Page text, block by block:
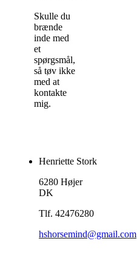
Skulle du
brænde
inde med
et
spørgsmål,
så tøv ikke
med at
kontakte
mig.
Henriette Stork
6280 Højer
DK
Tlf. 42476280
hshorsemind@gmail.com